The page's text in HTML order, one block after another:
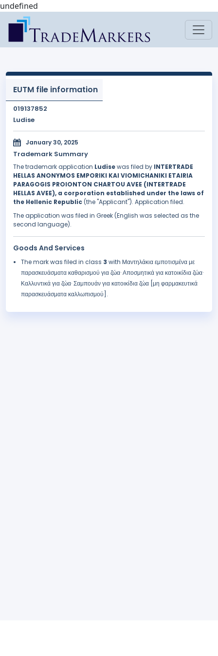
undefined
EUTM file information
019137852
Ludise
January 30, 2025
Trademark Summary
The trademark application Ludisewas filed by INTERTRADE
HELLAS ANONYMOS EMPORIKI KAI VIOMICHANIKI ETAIRIA
PARAGOGIS PROIONTON CHARTOU AVEE (INTERTRADE
HELLAS AVEE), a corporation established under the laws of
the Hellenic Republic (the "Applicant"). Application filed.
The application was filed in Greek (English was selected as the
second language).
Goods And Services
The mark was filed in class 3 with Mαντηλάκια εμποτισμένα με
παρασκευάσματα καθαρισμού για ζώα· Αποσμητικά για κατοικίδια ζώα·
Καλλυντικά για ζώα· Σαμπουάν για κατοικίδια ζώα [μη φαρμακευτικά
παρασκευάσματα καλλωπισμού].